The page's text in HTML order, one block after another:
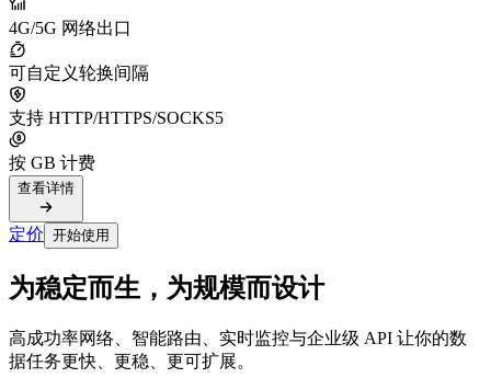
4G/5G 网络出口
可自定义轮换间隔
支持 HTTP/HTTPS/SOCKS5
按 GB 计费
查看详情
定价 开始使用
为稳定而生，为规模而设计
高成功率网络、智能路由、实时监控与企业级 API 让你的数
据任务更快、更稳、更可扩展。